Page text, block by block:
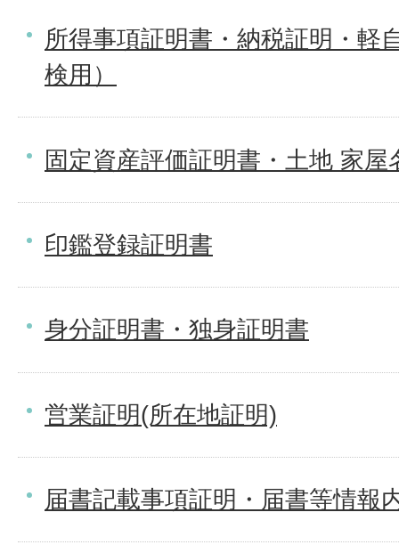
所得事項証明書・納税証明・軽
検用）
固定資産評価証明書・土地 家屋
印鑑登録証明書
身分証明書・独身証明書
営業証明(所在地証明)
届書記載事項証明・届書等情報